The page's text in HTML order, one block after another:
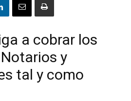
a cobrar los
y
tal y como